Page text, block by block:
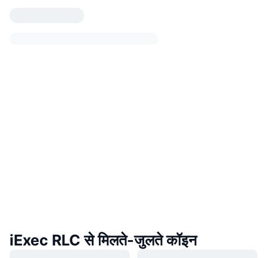
iExec RLC से मिलते-जुलते कॉइन